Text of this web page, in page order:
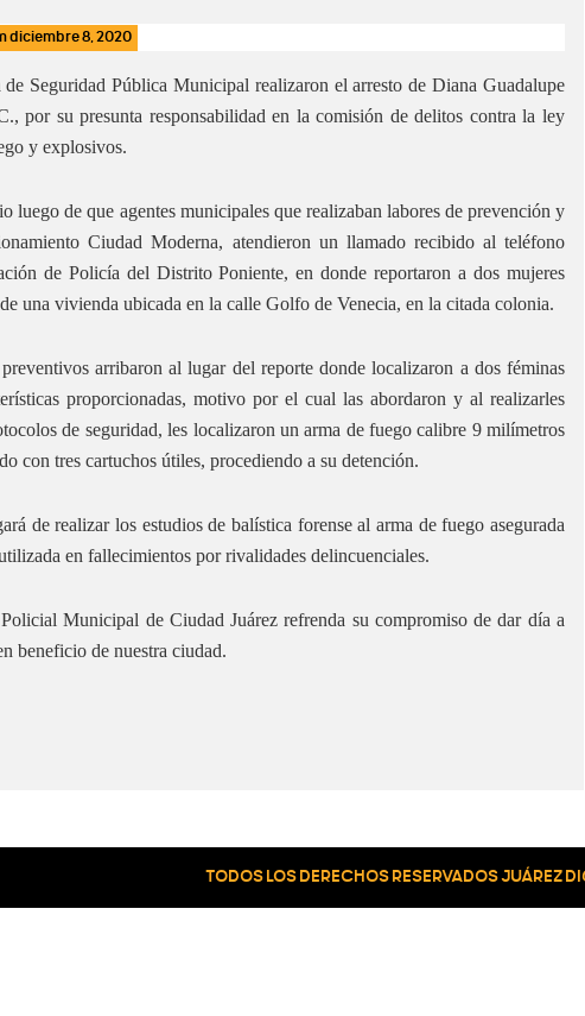
diciembre 8, 2020
de Seguridad Pública Municipal realizaron el arresto de Diana Guadalupe
por su presunta responsabilidad en la comisión de delitos contra la ley
y explosivos.
luego de que agentes municipales que realizaban labores de prevención y
Ciudad Moderna, atendieron un llamado recibido al teléfono
de Policía del Distrito Poniente, en donde reportaron a dos mujeres
una vivienda ubicada en la calle Golfo de Venecia, en la citada colonia.
arribaron al lugar del reporte donde localizaron a dos féminas
proporcionadas, motivo por el cual las abordaron y al realizarles
de seguridad, les localizaron un arma de fuego calibre 9 milímetros
con tres cartuchos útiles, procediendo a su detención.
de realizar los estudios de balística forense al arma de fuego asegurada
en fallecimientos por rivalidades delincuenciales.
Municipal de Ciudad Juárez refrenda su compromiso de dar día a
beneficio de nuestra ciudad.
TODOS LOS DERECHOS RESERVADOS JUÁREZ